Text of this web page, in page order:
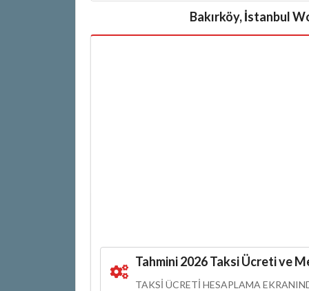
Bakırköy, İstanbul
Tahmini 2026 Taksi Ücreti ve
TAKSI ÜCRETI HESAPLAMA